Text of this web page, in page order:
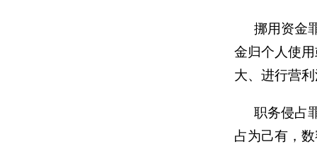
挪用资金
金归个人使
大、进行营
职务侵占
占为己有，